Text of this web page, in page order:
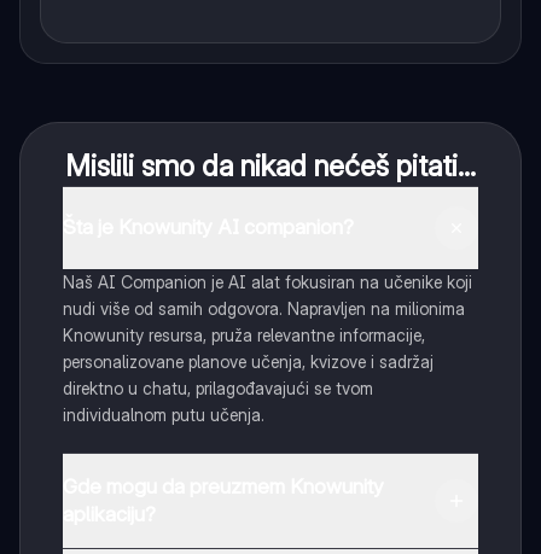
Mislili smo da nikad nećeš pitati...
Naš AI Companion je AI alat fokusiran na učenike koji
nudi više od samih odgovora. Napravljen na milionima
Knowunity resursa, pruža relevantne informacije,
personalizovane planove učenja, kvizove i sadržaj
direktno u chatu, prilagođavajući se tvom
individualnom putu učenja.